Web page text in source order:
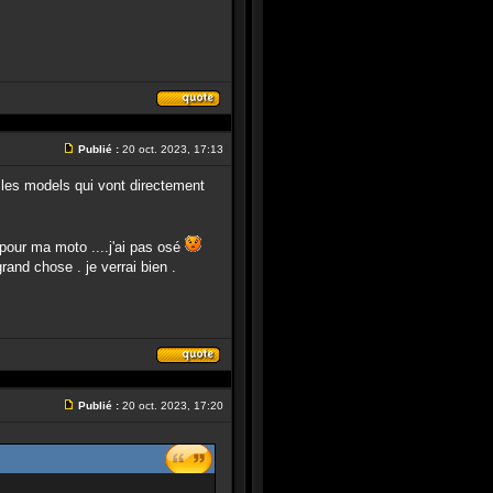
Répondre
le
Publié : 20 oct. 2023, 17:13
models qui vont directement
ma moto ....j'ai pas osé
chose . je verrai bien .
Répondre
le
Publié : 20 oct. 2023, 17:20